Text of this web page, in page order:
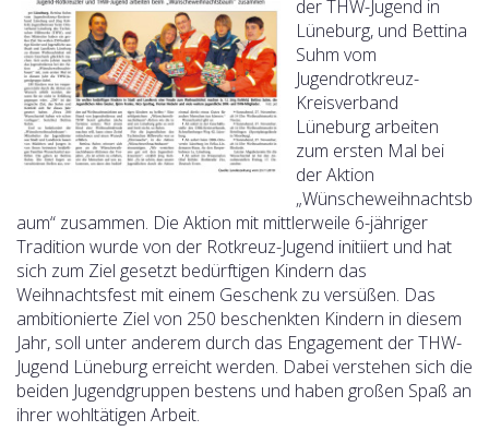
der THW-Jugend in
Lüneburg, und Bettina
Suhm vom
Jugendrotkreuz-
Kreisverband
Lüneburg arbeiten
zum ersten Mal bei
der Aktion
„Wünscheweihnachtsb
aum“ zusammen. Die Aktion mit mittlerweile 6-jähriger
Tradition wurde von der Rotkreuz-Jugend initiiert und hat
sich zum Ziel gesetzt bedürftigen Kindern das
Weihnachtsfest mit einem Geschenk zu versüßen. Das
ambitionierte Ziel von 250 beschenkten Kindern in diesem
Jahr, soll unter anderem durch das Engagement der THW-
Jugend Lüneburg erreicht werden. Dabei verstehen sich die
beiden Jugendgruppen bestens und haben großen Spaß an
ihrer wohltätigen Arbeit.